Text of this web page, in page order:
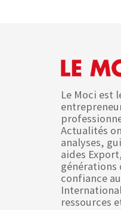
Le Moci est
Actualités
analyses,
aides
confiance
ressources